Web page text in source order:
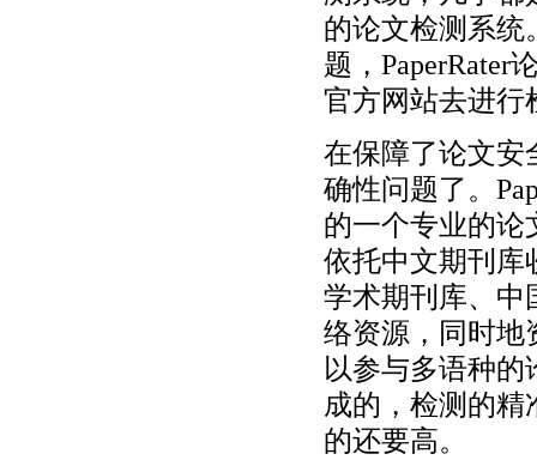
的论文检测系统
题，PaperRater
官方网站去进行
在保障了论文安
确性问题了。
的一个专业的论
依托中文期刊库
学术期刊库、中
络资源，同时地
以参与多语种
成的，检测的
的还要高。